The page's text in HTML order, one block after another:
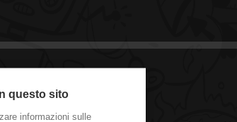
questo sito
informazioni sulle